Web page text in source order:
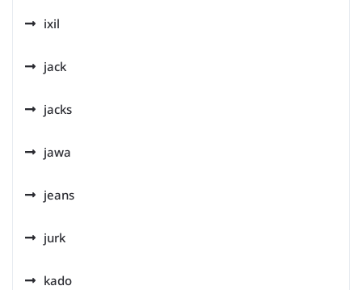
ixil
jack
jacks
jawa
jeans
jurk
kado